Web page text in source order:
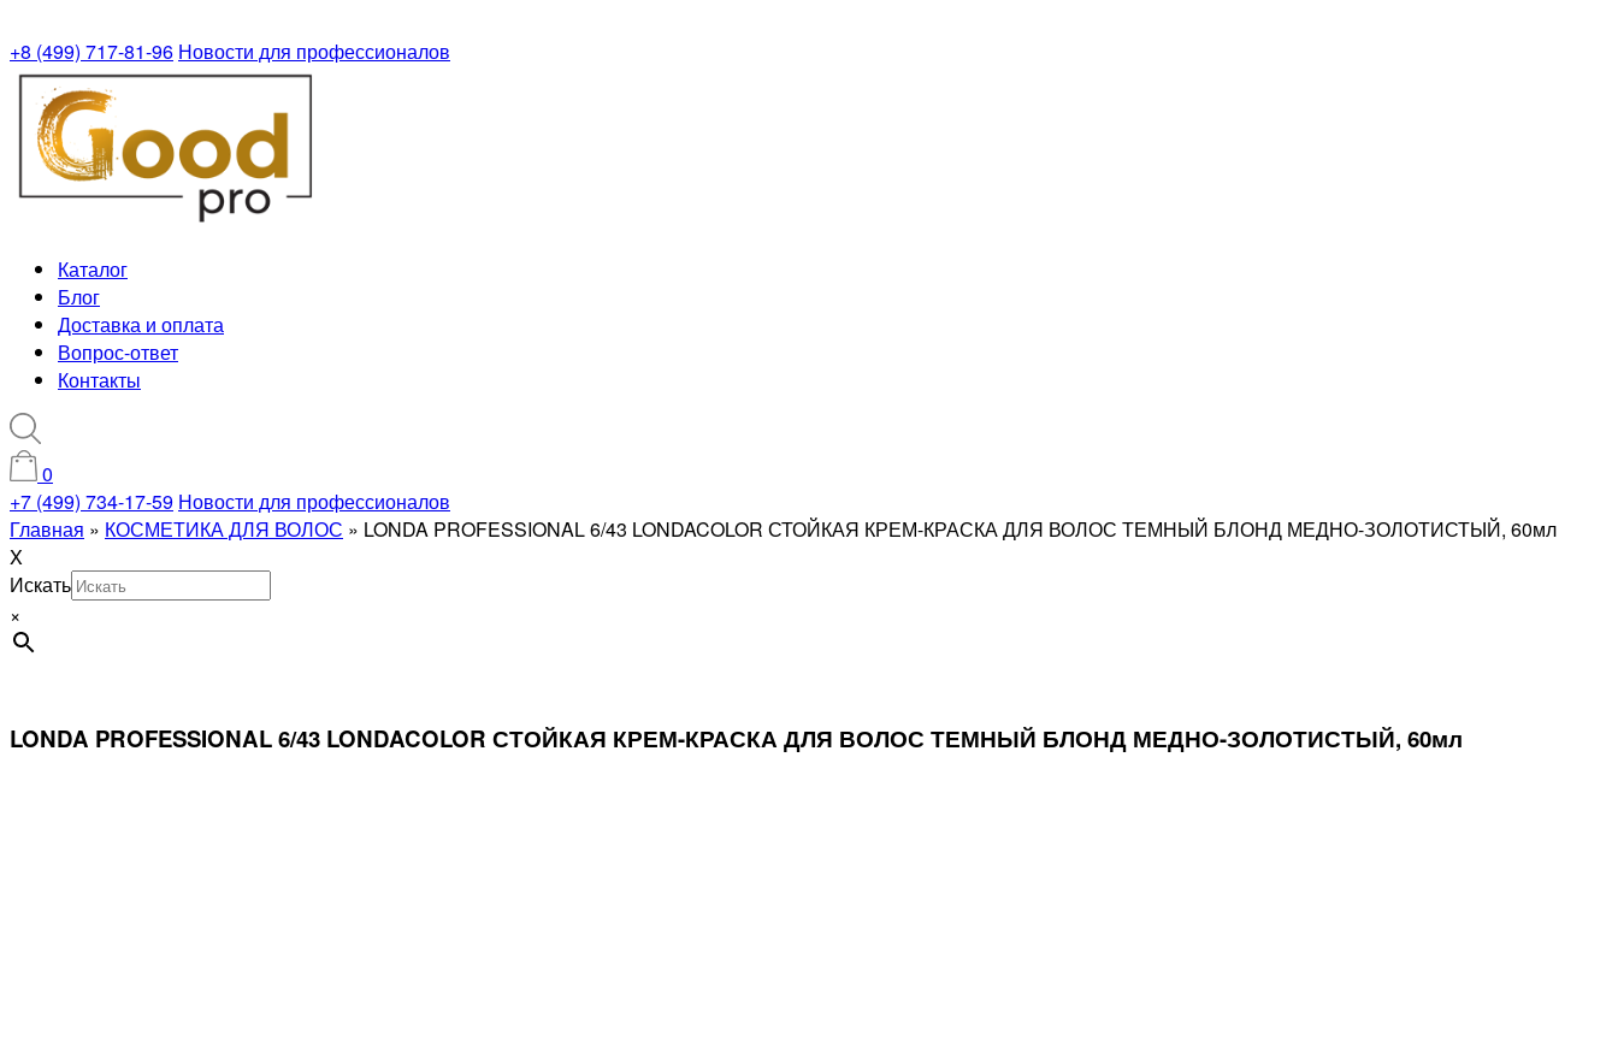
+8 (499) 717-81-96 Новости для профессионалов
Каталог
Блог
Доставка и оплата
Вопрос-ответ
Контакты
0
+7 (499) 734-17-59 Новости для профессионалов
Главная » КОСМЕТИКА ДЛЯ ВОЛОС » LONDA PROFESSIONAL 6/43 LONDACOLOR СТОЙКАЯ КРЕМ-КРАСКА ДЛЯ ВОЛОС ТЕМНЫЙ БЛОНД МЕДНО-ЗОЛОТИСТЫЙ, 60мл
X
Искать
×
LONDA PROFESSIONAL 6/43 LONDACOLOR СТОЙКАЯ КРЕМ-КРАСКА ДЛЯ ВОЛОС ТЕМНЫЙ БЛОНД МЕДНО-ЗОЛОТИСТЫЙ, 60мл